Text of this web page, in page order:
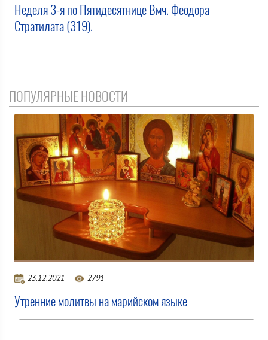
Неделя 3-я по Пятидесятнице Вмч. Феодора
Стратилата (319).
ПОПУЛЯРНЫЕ НОВОСТИ
23.12.2021 2791
Утренние молитвы на марийском языке